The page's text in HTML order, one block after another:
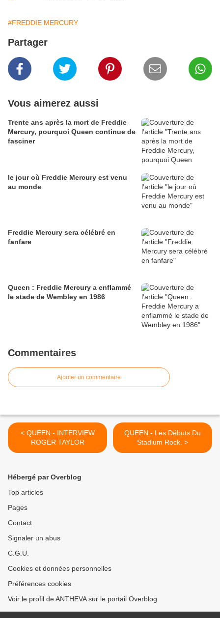
#FREDDIE MERCURY
Partager
Vous aimerez aussi
Trente ans après la mort de Freddie
Mercury, pourquoi Queen continue de
fasciner
le jour où Freddie Mercury est venu
au monde
Freddie Mercury sera célébré en
fanfare
Queen : Freddie Mercury a enflammé
le stade de Wembley en 1986
Commentaires
Ajouter un commentaire
< QUEEN - INTERVIEW
ROGER TAYLOR
QUEEN - Les Débuts Du
Stadium Rock. >
Hébergé par Overblog
Top articles
Pages
Contact
Signaler un abus
C.G.U.
Cookies et données personnelles
Préférences cookies
Voir le profil de ANTHEVA sur le portail Overblog